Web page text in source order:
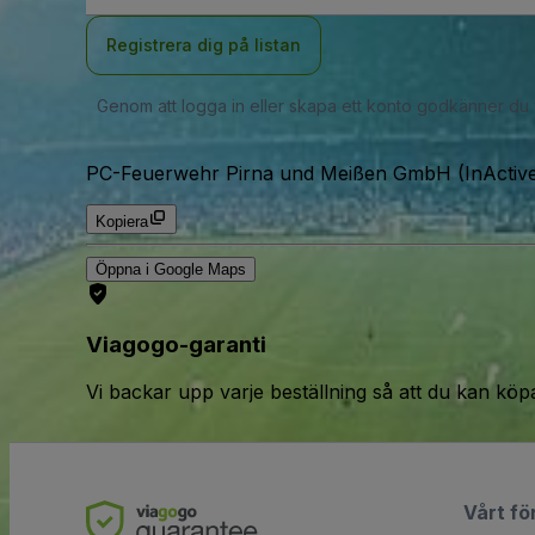
Registrera dig på listan
Genom att logga in eller skapa ett konto godkänner du
PC-Feuerwehr Pirna und Meißen GmbH
Kopiera
Öppna i Google Maps
Viagogo-garanti
Vi backar upp varje beställning så att du kan
Vårt